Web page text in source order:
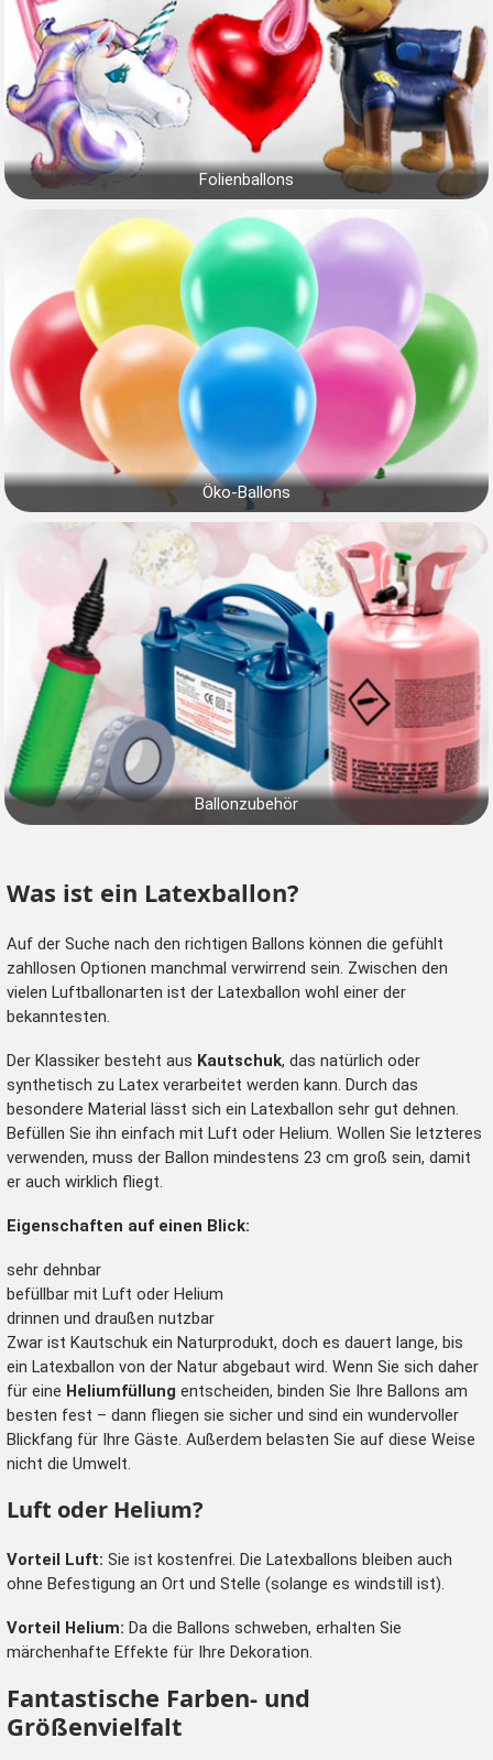
Folienballons
Öko-Ballons
Ballonzubehör
Was ist ein Latexballon?
Auf der Suche nach den richtigen Ballons können die gefühlt
zahllosen Optionen manchmal verwirrend sein. Zwischen den
vielen Luftballonarten ist der Latexballon wohl einer der
bekanntesten.
Der Klassiker besteht aus Kautschuk, das natürlich oder
synthetisch zu Latex verarbeitet werden kann. Durch das
besondere Material lässt sich ein Latexballon sehr gut dehnen.
Befüllen Sie ihn einfach mit Luft oder Helium. Wollen Sie letzteres
verwenden, muss der Ballon mindestens 23 cm groß sein, damit
er auch wirklich fliegt.
Eigenschaften auf einen Blick:
sehr dehnbar
befüllbar mit Luft oder Helium
drinnen und draußen nutzbar
Zwar ist Kautschuk ein Naturprodukt, doch es dauert lange, bis
ein Latexballon von der Natur abgebaut wird. Wenn Sie sich daher
für eine Heliumfüllung entscheiden, binden Sie Ihre Ballons am
besten fest – dann fliegen sie sicher und sind ein wundervoller
Blickfang für Ihre Gäste. Außerdem belasten Sie auf diese Weise
nicht die Umwelt.
Luft oder Helium?
Vorteil Luft: Sie ist kostenfrei. Die Latexballons bleiben auch
ohne Befestigung an Ort und Stelle (solange es windstill ist).
Vorteil Helium: Da die Ballons schweben, erhalten Sie
märchenhafte Effekte für Ihre Dekoration.
Fantastische Farben- und
Größenvielfalt